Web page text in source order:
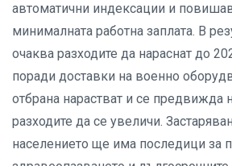
автоматични индексации и
минималната работна заплата. В
очаква разходите да нараснат до
поради доставки на военно
отбрана нарастват и се предвижда
разходите да се увеличи.
населението ще има последици за